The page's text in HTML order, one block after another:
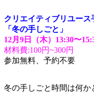
クリエイティブリユース
「冬の手しごと」
12月 9 日（木） 13:30〜
材料費:100円~300円
参加無料、予約不要
冬の手しごと時間は何